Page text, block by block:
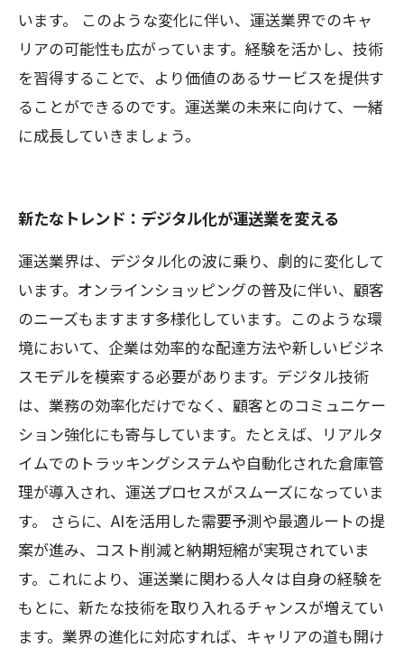
います。 このような変化に伴い、運送業界でのキャ
リアの可能性も広がっています。経験を活かし、技術
を習得することで、より価値のあるサービスを提供す
ることができるのです。運送業の未来に向けて、一緒
に成長していきましょう。
新たなトレンド：デジタル化が運送業を変える
運送業界は、デジタル化の波に乗り、劇的に変化して
います。オンラインショッピングの普及に伴い、顧客
のニーズもますます多様化しています。このような環
境において、企業は効率的な配達方法や新しいビジネ
スモデルを模索する必要があります。デジタル技術
は、業務の効率化だけでなく、顧客とのコミュニケー
ション強化にも寄与しています。たとえば、リアルタ
イムでのトラッキングシステムや自動化された倉庫管
理が導入され、運送プロセスがスムーズになっていま
す。 さらに、AIを活用した需要予測や最適ルートの提
案が進み、コスト削減と納期短縮が実現されていま
す。これにより、運送業に関わる人々は自身の経験を
もとに、新たな技術を取り入れるチャンスが増えてい
ます。業界の進化に対応すれば、キャリアの道も開け